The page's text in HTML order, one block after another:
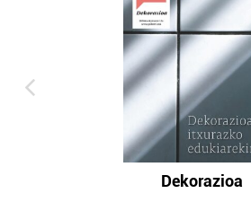
Dekorazioa